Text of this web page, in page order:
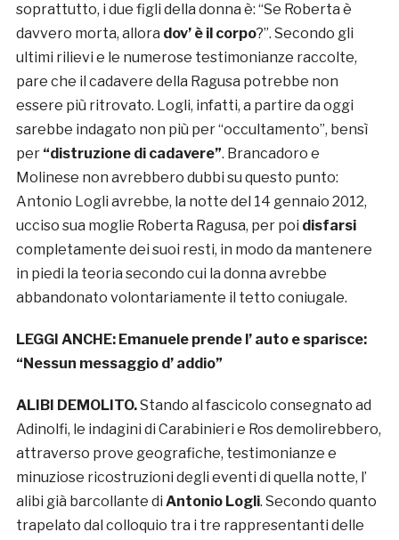
soprattutto, i due figli della donna è: “Se Roberta è
davvero morta, allora dov’ è il corpo?”. Secondo gli
ultimi rilievi e le numerose testimonianze raccolte,
pare che il cadavere della Ragusa potrebbe non
essere più ritrovato. Logli, infatti, a partire da oggi
sarebbe indagato non più per “occultamento”, bensì
per “distruzione di cadavere”. Brancadoro e
Molinese non avrebbero dubbi su questo punto:
Antonio Logli avrebbe, la notte del 14 gennaio 2012,
ucciso sua moglie Roberta Ragusa, per poi disfarsi
completamente dei suoi resti, in modo da mantenere
in piedi la teoria secondo cui la donna avrebbe
abbandonato volontariamente il tetto coniugale.
LEGGI ANCHE: Emanuele prende l’ auto e sparisce:
“Nessun messaggio d’ addio”
ALIBI DEMOLITO.Stando al fascicolo consegnato ad
Adinolfi, le indagini di Carabinieri e Ros demolirebbero,
attraverso prove geografiche, testimonianze e
minuziose ricostruzioni degli eventi di quella notte, l’
alibi già barcollante di Antonio Logli. Secondo quanto
trapelato dal colloquio tra i tre rappresentanti delle